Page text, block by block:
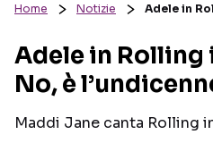
RECENSIONI MUSICALI
INTERVISTE
GOSSIP E CURIOSITÀ
Home Notizie Adele in
Adele in Rolling
No, è
Maddi Jane canta Rolling